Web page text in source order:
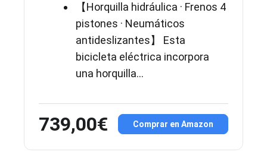
【Horquilla hidráulica · Frenos 4
pistones · Neumáticos
antideslizantes】 Esta
bicicleta eléctrica incorpora
una horquilla...
739,00€ Comprar en Amazon